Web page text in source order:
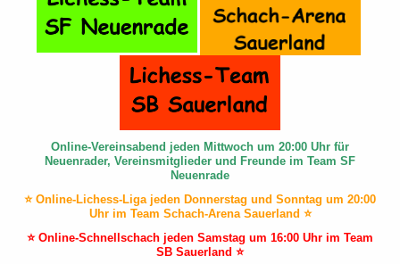
Online-Vereinsabend jeden Mittwoch um 20:00 Uhr für
Neuenrader, Vereinsmitglieder und Freunde im Team SF
Neuenrade
⭐ Online-Lichess-Liga jeden Donnerstag und Sonntag um 20:00
Uhr im Team Schach-Arena Sauerland ⭐
⭐ Online-Schnellschach jeden Samstag um 16:00 Uhr im Team
SB Sauerland ⭐